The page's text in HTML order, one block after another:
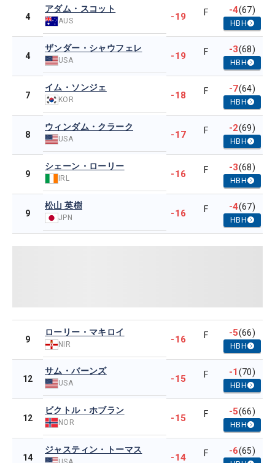
4
アダム・スコット
AUS -19 F -4(67)
HBH
4
ザンダー・シャウフェレ
USA -19 F -3(68)
HBH
7
イム・ソンジェ
KOR -18 F -7(64)
HBH
8
ウィンダム・クラーク
USA -17 F -2(69)
HBH
9
シェーン・ローリー
IRL -16 F -3(68)
HBH
9
松山 英樹
JPN -16 F -4(67)
HBH
9
ローリー・マキロイ
NIR -16 F -5(66)
HBH
12
サム・バーンズ
USA -15 F -1(70)
HBH
12
ビクトル・ホブラン
NOR -15 F -5(66)
HBH
14
ジャスティン・トーマス
-14 F -6(65)